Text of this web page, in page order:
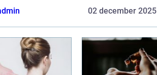
söker många efte...02 december 2025